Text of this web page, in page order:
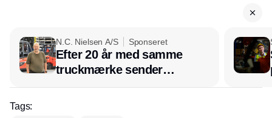
N.C. Nielsen A/S Sponseret
Efter 20 år med samme
truckmærke sender
lagerchef stafetten videre
Tags: